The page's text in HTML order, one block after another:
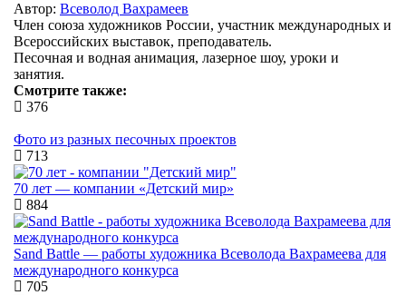
Автор: Всеволод Вахрамеев
Член союза художников России, участник международных и
Всероссийских выставок, преподаватель.
Песочная и водная анимация, лазерное шоу, уроки и
занятия.
Смотрите также:
376
Фото из разных песочных проектов
713
70 лет — компании «Детский мир»
884
Sand Battle — работы художника Всеволода Вахрамеева для
международного конкурса
705